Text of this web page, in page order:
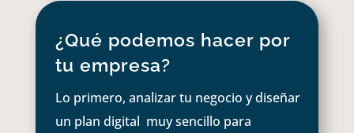
¿Qué podemos hacer por
tu empresa?
Lo primero, analizar tu negocio y diseñar
un plan digital muy sencillo para